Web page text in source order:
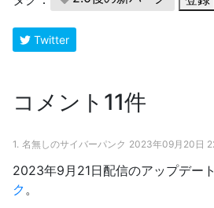
Twitter
コメント11件
1. 名無しのサイバーパンク 2023年09月20日
2023年9月21日配信のアップデート
ク 。